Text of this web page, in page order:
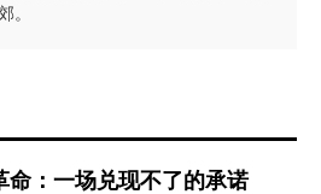
。
命：一场兑现不了的承诺